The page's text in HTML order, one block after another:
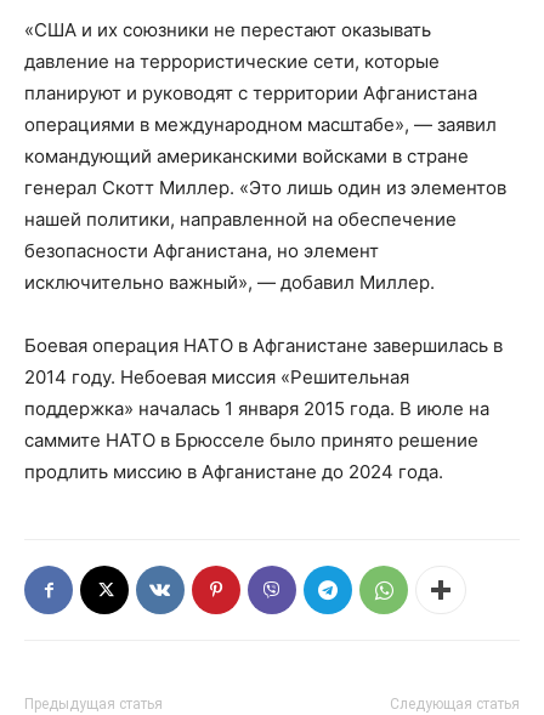
«США и их союзники не перестают оказывать
давление на террористические сети, которые
планируют и руководят с территории Афганистана
операциями в международном масштабе», — заявил
командующий американскими войсками в стране
генерал Скотт Миллер. «Это лишь один из элементов
нашей политики, направленной на обеспечение
безопасности Афганистана, но элемент
исключительно важный», — добавил Миллер.
Боевая операция НАТО в Афганистане завершилась в
2014 году. Небоевая миссия «Решительная
поддержка» началась 1 января 2015 года. В июле на
саммите НАТО в Брюсселе было принято решение
продлить миссию в Афганистане до 2024 года.
Предыдущая статья Следующая статья